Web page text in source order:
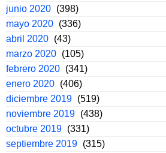
junio 2020 (398)
mayo 2020 (336)
abril 2020 (43)
marzo 2020 (105)
febrero 2020 (341)
enero 2020 (406)
diciembre 2019 (519)
noviembre 2019 (438)
octubre 2019 (331)
septiembre 2019 (315)